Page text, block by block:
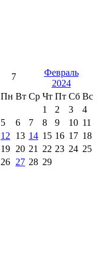
7
Февраль
2024
Пн Вт Ср Чт Пт Сб Вс
1
2 3
4
5
6 7 8 9 10 11
12
13 14 15 16 17 18
19 20 21 22 23 24 25
26 27 28 29